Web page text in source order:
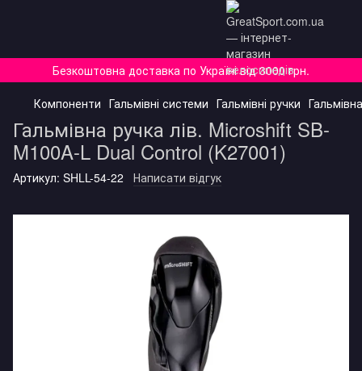
Безкоштовна доставка по Україні від 3000 грн.
Компоненти Гальмівні системи Гальмівні ручки
Гальмівна ручка лів. Microshift SB-
M100A-L Dual Control (K27001)
Артикул: SHLL-54-22 Написати відгук